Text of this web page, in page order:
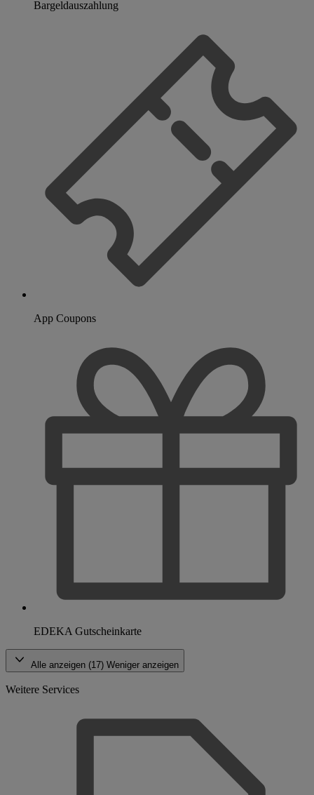
Bargeldauszahlung
App Coupons
EDEKA Gutscheinkarte
Alle anzeigen (17) Weniger anzeigen
Weitere Services